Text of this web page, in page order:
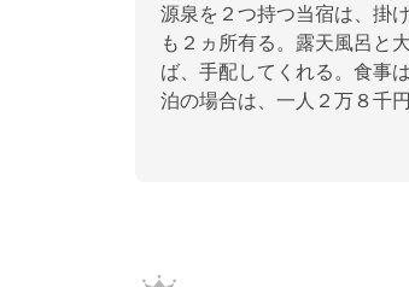
源泉を２つ持つ当宿は、掛
も２ヵ所有る。露天風呂と
ば、手配してくれる。食事
泊の場合は、一人２万８千